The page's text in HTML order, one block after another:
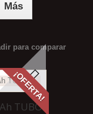
Más
para comparar
¡OFERTA!
TUBO